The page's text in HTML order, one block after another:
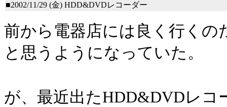
■2002/11/29 (金) HDD&DVDレコーダー
前から電器店には良く行く
と思うようになっていた。
が、最近出たHDD&DVDレコ